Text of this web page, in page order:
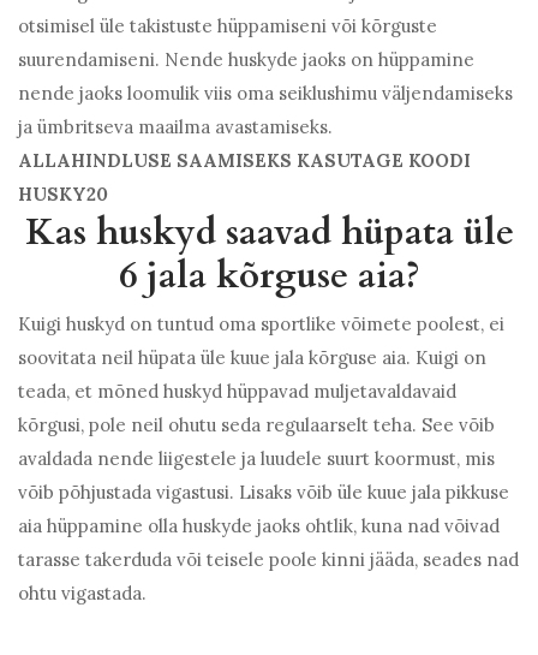
otsimisel üle takistuste hüppamiseni või kõrguste
suurendamiseni. Nende huskyde jaoks on hüppamine
nende jaoks loomulik viis oma seiklushimu väljendamiseks
ja ümbritseva maailma avastamiseks.
ALLAHINDLUSE SAAMISEKS KASUTAGE KOODI
HUSKY20
Kas huskyd saavad hüpata üle
6 jala kõrguse aia?
Kuigi huskyd on tuntud oma sportlike võimete poolest, ei
soovitata neil hüpata üle kuue jala kõrguse aia. Kuigi on
teada, et mõned huskyd hüppavad muljetavaldavaid
kõrgusi, pole neil ohutu seda regulaarselt teha. See võib
avaldada nende liigestele ja luudele suurt koormust, mis
võib põhjustada vigastusi. Lisaks võib üle kuue jala pikkuse
aia hüppamine olla huskyde jaoks ohtlik, kuna nad võivad
tarasse takerduda või teisele poole kinni jääda, seades nad
ohtu vigastada.